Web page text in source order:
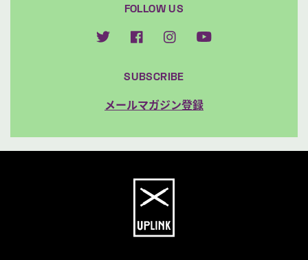
FOLLOW US
SUBSCRIBE
メールマガジン登録